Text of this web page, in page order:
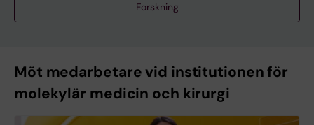
Forskning
Möt medarbetare vid institutionen för
molekylär medicin och kirurgi